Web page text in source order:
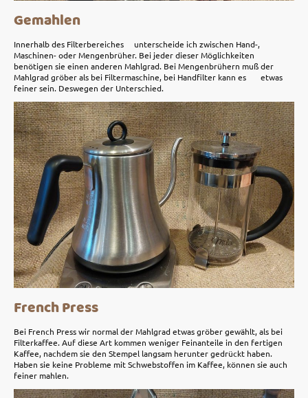
Gemahlen
Innerhalb des Filterbereiches unterscheide ich zwischen Hand-,
Maschinen- oder Mengenbrüher. Bei jeder dieser Möglichkeiten
benötigen sie einen anderen Mahlgrad. Bei Mengenbrühern muß der
Mahlgrad gröber als bei Filtermaschine, bei Handfilter kann es etwas
feiner sein. Deswegen der Unterschied.
French Press
Bei French Press wir normal der Mahlgrad etwas gröber gewählt, als bei
Filterkaffee. Auf diese Art kommen weniger Feinanteile in den fertigen
Kaffee, nachdem sie den Stempel langsam herunter gedrückt haben.
Haben sie keine Probleme mit Schwebstoffen im Kaffee, können sie auch
feiner mahlen.